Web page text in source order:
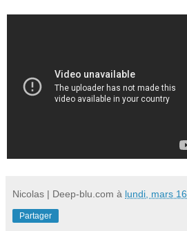
Nicolas | Deep-blu.com à lundi, mars
Partager